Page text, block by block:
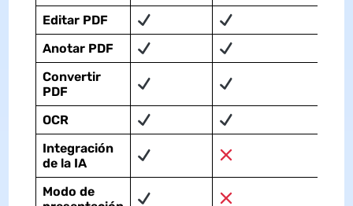
Editar PDF
Anotar PDF
Convertir
PDF
OCR
Integración
de la IA
Modo de